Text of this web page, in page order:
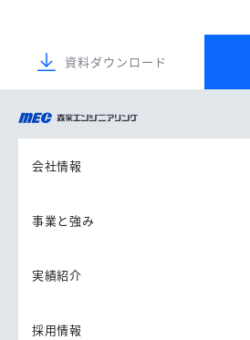
資料ダウンロード
森永エンジニアリング
株式会社
会社情報
事業と強み
実績紹介
採用情報